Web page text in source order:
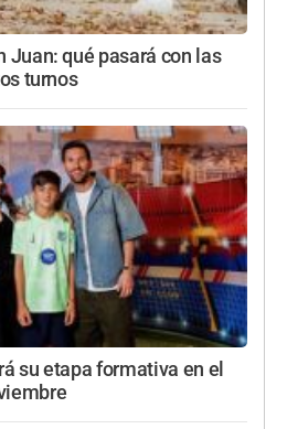
Juan: qué pasará con las
turnos
su etapa formativa en el